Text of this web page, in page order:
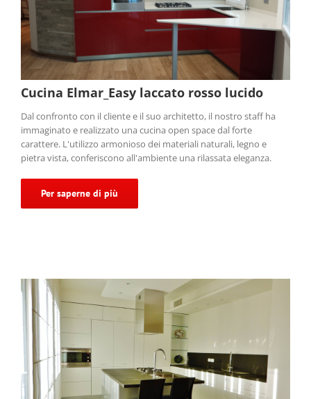
Cucina Elmar_Easy laccato rosso lucido
Dal confronto con il cliente e il suo architetto, il nostro staff ha
immaginato e realizzato una cucina open space dal forte
carattere. L'utilizzo armonioso dei materiali naturali, legno e
pietra vista, conferiscono all'ambiente una rilassata eleganza.
Per saperne di più